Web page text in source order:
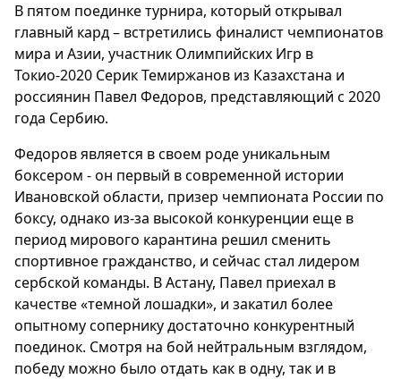
В пятом поединке турнира, который открывал
главный кард – встретились финалист чемпионатов
мира и Азии, участник Олимпийских Игр в
Токио-2020 Серик Темиржанов из Казахстана и
россиянин Павел Федоров, представляющий с 2020
года Сербию.
Федоров является в своем роде уникальным
боксером - он первый в современной истории
Ивановской области, призер чемпионата России по
боксу, однако из-за высокой конкуренции еще в
период мирового карантина решил сменить
спортивное гражданство, и сейчас стал лидером
сербской команды. В Астану, Павел приехал в
качестве «темной лошадки», и закатил более
опытному сопернику достаточно конкурентный
поединок. Смотря на бой нейтральным взглядом,
победу можно было отдать как в одну, так и в